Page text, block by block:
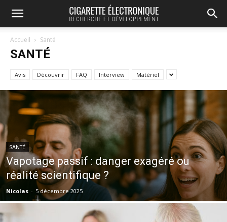
Accueil Santé
SANTÉ
Avis Découvrir FAQ Interview Matériel
SANTÉ
Vapotage passif : danger exagéré ou
réalité scientifique ?
Nicolas - 5 décembre 2025